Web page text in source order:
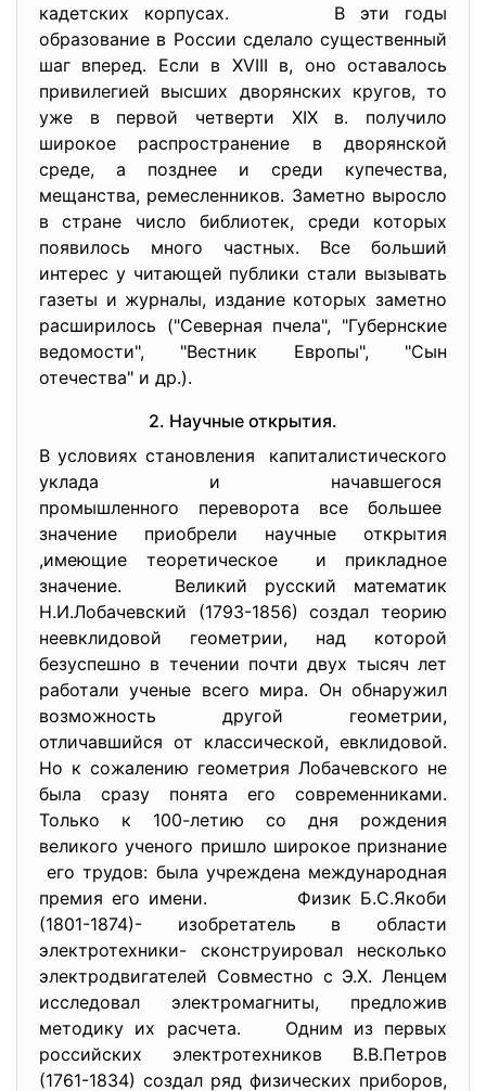
кадетских корпусах. В эти годы
образование в России сделало существенный
шаг вперед. Если в XVIII в, оно оставалось
привилегией высших дворянских кругов, то
уже в первой четверти XIX в. получило
широкое распространение в дворянской
среде, а позднее и среди купечества,
мещанства, ремесленников. Заметно выросло
в стране число библиотек, среди которых
появилось много частных. Все больший
интерес у читающей публики стали вызывать
газеты и журналы, издание которых заметно
расширилось ("Северная пчела", "Губернские
ведомости", "Вестник Европы", "Сын
отечества" и др.).
2. Научные открытия.
В условиях становления капиталистического
уклада и начавшегося
промышленного переворота все большее
значение приобрели научные открытия
,имеющие теоретическое и прикладное
значение. Великий русский математик
Н.И.Лобачевский (1793-1856) создал теорию
неевклидовой геометрии, над которой
безуспешно в течении почти двух тысяч лет
работали ученые всего мира. Он обнаружил
возможность другой геометрии,
отличавшийся от классической, евклидовой.
Но к сожалению геометрия Лобачевского не
была сразу понята его современниками.
Только к 100-летию со дня рождения
великого ученого пришло широкое признание
его трудов: была учреждена международная
премия его имени. Физик Б.С.Якоби
(1801-1874)- изобретатель в области
электротехники- сконструировал несколько
электродвигателей Совместно с Э.Х. Ленцем
исследовал электромагниты, предложив
методику их расчета. Одним из первых
российских электротехников В.В.Петров
(1761-1834) создал ряд физических приборов,